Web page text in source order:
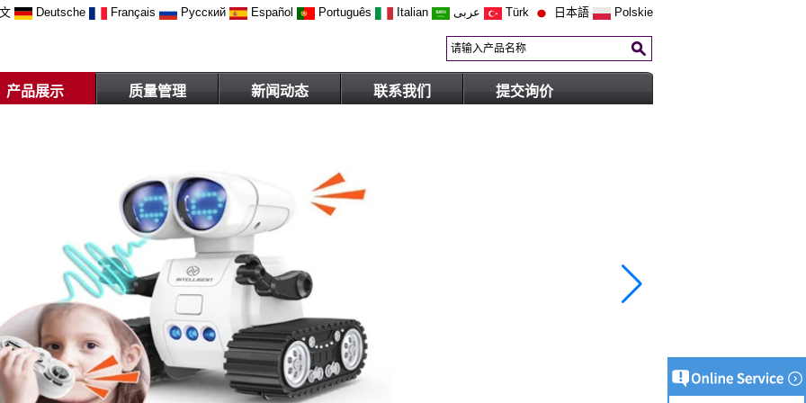
Deutsche Français Русский Español Português Italian عربى Türk 日本語 Polskie
产品展示 质量管理 新闻动态 联系我们 提交询价